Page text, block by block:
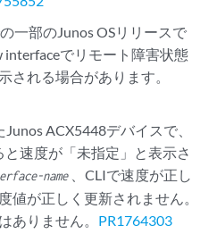
一部のJunos OSリリースで
interfaceでリモート障害状態
される場合があります。
ACX5448デバイスで、
速度が「未指定」と表示さ
name、CLIで速度が正し
値が正しく更新されません。
ありません。 PR1764303